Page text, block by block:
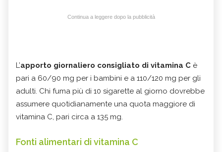
Continua a leggere dopo la pubblicità
L’apporto giornaliero consigliato di vitamina C è
pari a 60/90 mg per i bambini e a 110/120 mg per gli
adulti. Chi fuma più di 10 sigarette al giorno dovrebbe
assumere quotidianamente una quota maggiore di
vitamina C, pari circa a 135 mg.
Fonti alimentari di vitamina C